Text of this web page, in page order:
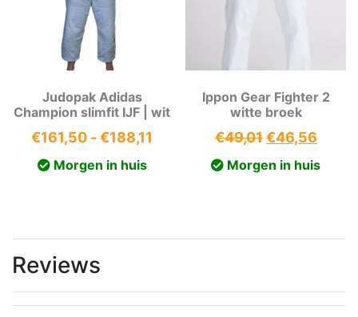
Judopak Adidas
Champion slimfit IJF | wit
€161,50 - €188,11 Prijsklasse:
Morgen in huis
Ippon Gear Fighter 2
witte broek
€49,01
prijs
€46,56
prijs
Morgen in huis
Reviews